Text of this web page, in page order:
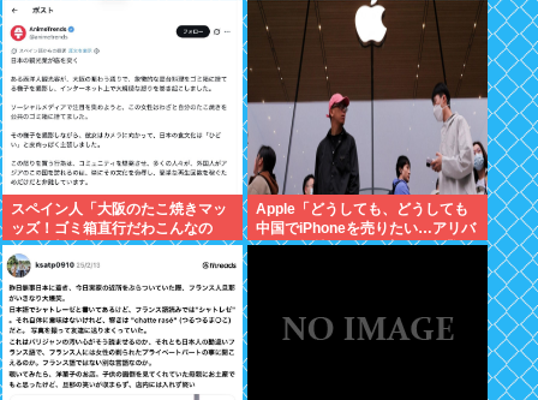
スペイン人「大阪のたこ焼きマッ
ッズ！ゴミ箱直行だわこんなの
w」←大炎上してしまう
Apple「どうしても、どうしても
中国でiPhoneを売りたい…アリバ
バさん提携しよ！」中国AI企業に